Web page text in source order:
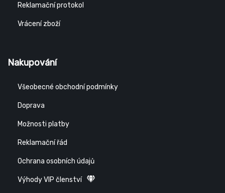
Reklamační protokol
Vrácení zboží
Nakupování
Všeobecné obchodní podmínky
Doprava
Možnosti platby
Reklamační řád
Ochrana osobních údajů
Výhody VIP členství